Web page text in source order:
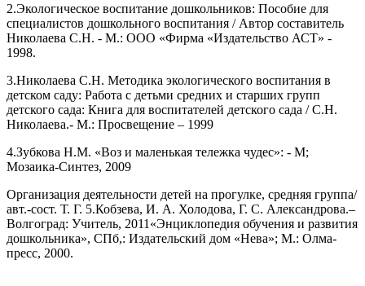
2.Экологическое воспитание дошкольников: Пособие для
специалистов дошкольного воспитания / Автор составитель
Николаева С.Н. - М.: ООО «Фирма «Издательство АСТ» -
1998.
3.Николаева С.Н. Методика экологического воспитания в
детском саду: Работа с детьми средних и старших групп
детского сада: Книга для воспитателей детского сада / С.Н.
Николаева.- М.: Просвещение – 1999
4.Зубкова Н.М. «Воз и маленькая тележка чудес»: - М;
Мозаика-Синтез, 2009
Организация деятельности детей на прогулке, средняя группа/
авт.-сост. Т. Г. 5.Кобзева, И. А. Холодова, Г. С. Александрова.–
Волгоград: Учитель, 2011«Энциклопедия обучения и развития
дошкольника», СПб,: Издательский дом «Нева»; М.: Олма-
пресс, 2000.